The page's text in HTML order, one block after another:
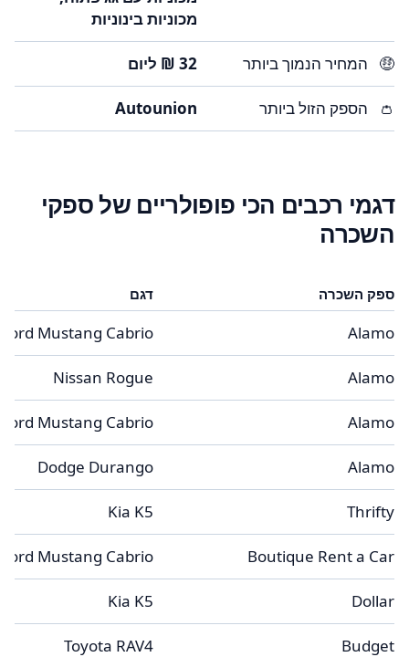
מכוניות בינוניות
🤑 המחיר הנמוך ביותר
👛 הספק הזול ביותר Autounion
דגמי רכבים הכי פופולריים של ספקי
השכרה
ספק השכרה דגם
Alamo
Ford Mustang Cabrio
Alamo
Nissan Rogue
Alamo
Ford Mustang Cabrio
Alamo
Dodge Durango
Thrifty
Kia K5
Boutique Rent a Car
Ford Mustang Cabrio
Dollar
Kia K5
Budget
Toyota RAV4